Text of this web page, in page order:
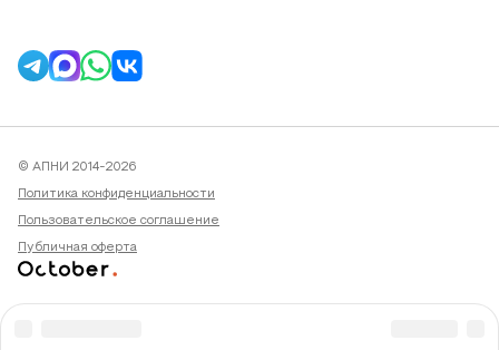
© АПНИ 2014-2026
Политика конфиденциальности
Пользовательское соглашение
Публичная оферта